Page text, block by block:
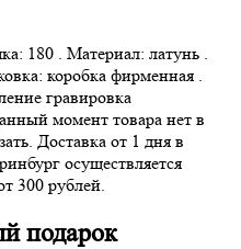
180 . Материал: латунь .
коробка фирменная .
гравировка
момент товара нет в
Доставка от 1 дня в
осуществляется
300 рублей.
подарок